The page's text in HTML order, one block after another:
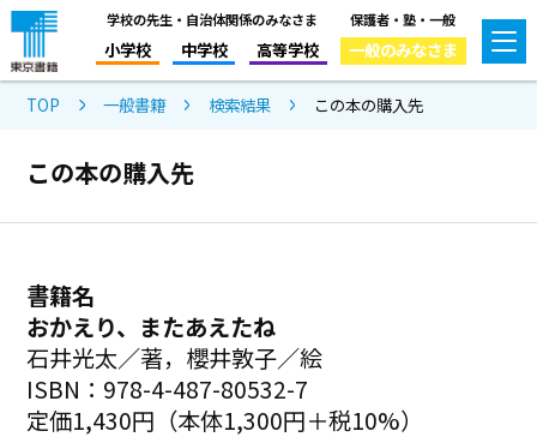
学校の先生・自治体関係のみなさま
小学校 中学校 高等学校
保護者・塾・一般
一般のみなさま
TOP 一般書籍 検索結果 この本の購入先
この本の購入先
書籍名
おかえり、またあえたね
石井光太／著，櫻井敦子／絵
ISBN：978-4-487-80532-7
定価1,430円（本体1,300円＋税10%）